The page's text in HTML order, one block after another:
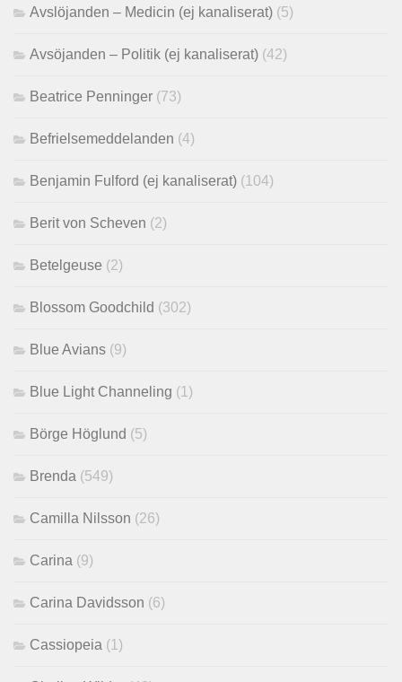
Avslöjanden – Medicin (ej kanaliserat) (5)
Avsöjanden – Politik (ej kanaliserat) (42)
Beatrice Penninger (73)
Befrielsemeddelanden (4)
Benjamin Fulford (ej kanaliserat) (104)
Berit von Scheven (2)
Betelgeuse (2)
Blossom Goodchild (302)
Blue Avians (9)
Blue Light Channeling (1)
Börge Höglund (5)
Brenda (549)
Camilla Nilsson (26)
Carina (9)
Carina Davidsson (6)
Cassiopeia (1)